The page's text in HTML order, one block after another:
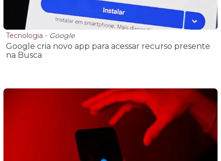
Tecnologia - Google
Google cria novo app para acessar recurso presente
na Busca